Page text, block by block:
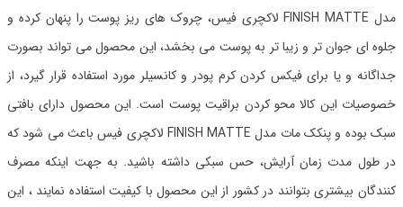
مدل FINISH MATTE لاکچری فیس، چروک های ریز پوست را پنهان کرده و
جلوه ای جوان تر و زیبا تر به پوست می بخشد، این محصول می تواند بصورت
جداگانه و یا برای فیکس کردن کرم پودر و کانسیلر مورد استفاده قرار گیرد، از
خصوصیات این کالا محو کردن براقیت پوست است. این محصول دارای بافتی
سبک بوده و پنکک مات مدل FINISH MATTE لاکچری فیس باعث می شود که
در طول مدت زمان آرایش، حس سبکی داشته باشید. به جهت اینکه مصرف
کنندگان بیشتری بتوانند در کشور از این محصول با کیفیت استفاده نمایند ، این